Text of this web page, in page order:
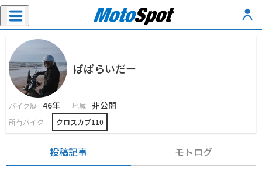
ぱぱらいだー
バイク歴 46年 地域 非公開
所有バイク クロスカブ110
投稿記事 モトログ